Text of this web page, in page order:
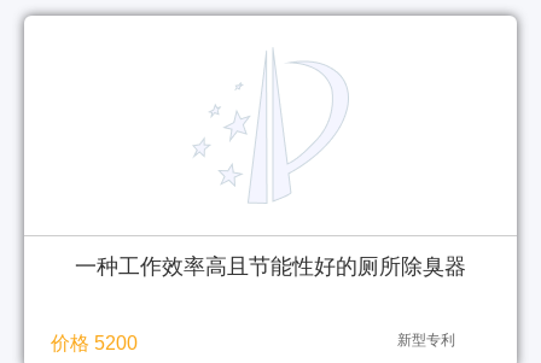
一种工作效率高且节能性好的厕所除臭器
价格 5200 新型专利